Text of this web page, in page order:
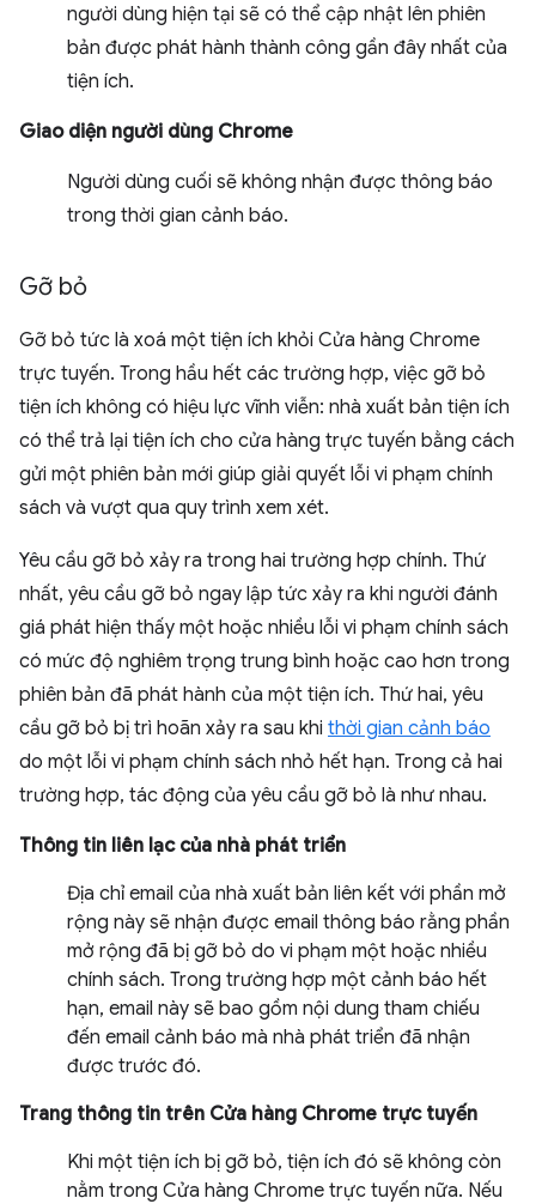
người dùng hiện tại sẽ có thể cập nhật lên phiên
bản được phát hành thành công gần đây nhất của
tiện ích.
Giao diện người dùng Chrome
Người dùng cuối sẽ không nhận được thông báo
trong thời gian cảnh báo.
Gỡ bỏ
Gỡ bỏ tức là xoá một tiện ích khỏi Cửa hàng Chrome
trực tuyến. Trong hầu hết các trường hợp, việc gỡ bỏ
tiện ích không có hiệu lực vĩnh viễn: nhà xuất bản tiện ích
có thể trả lại tiện ích cho cửa hàng trực tuyến bằng cách
gửi một phiên bản mới giúp giải quyết lỗi vi phạm chính
sách và vượt qua quy trình xem xét.
Yêu cầu gỡ bỏ xảy ra trong hai trường hợp chính. Thứ
nhất, yêu cầu gỡ bỏ ngay lập tức xảy ra khi người đánh
giá phát hiện thấy một hoặc nhiều lỗi vi phạm chính sách
có mức độ nghiêm trọng trung bình hoặc cao hơn trong
phiên bản đã phát hành của một tiện ích. Thứ hai, yêu
cầu gỡ bỏ bị trì hoãn xảy ra sau khi thời gian cảnh báo
do một lỗi vi phạm chính sách nhỏ hết hạn. Trong cả hai
trường hợp, tác động của yêu cầu gỡ bỏ là như nhau.
Thông tin liên lạc của nhà phát triển
Địa chỉ email của nhà xuất bản liên kết với phần mở
rộng này sẽ nhận được email thông báo rằng phần
mở rộng đã bị gỡ bỏ do vi phạm một hoặc nhiều
chính sách. Trong trường hợp một cảnh báo hết
hạn, email này sẽ bao gồm nội dung tham chiếu
đến email cảnh báo mà nhà phát triển đã nhận
được trước đó.
Trang thông tin trên Cửa hàng Chrome trực tuyến
Khi một tiện ích bị gỡ bỏ, tiện ích đó sẽ không còn
nằm trong Cửa hàng Chrome trực tuyến nữa. Nếu